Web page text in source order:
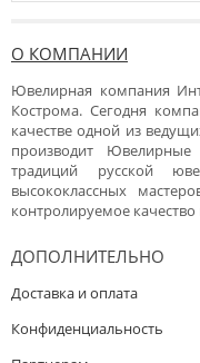
О КОМПАНИИ
Ювелирная компания
Кострома. Сегодня
качестве одной из
производит
традиций русской
высококлассных
контролируемое качество
ДОПОЛНИТЕЛЬНО
Доставка и оплата
Конфиденциальность